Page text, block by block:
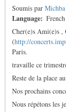
Soumis par Michba
Language
French
Cher(e)s Ami(e)s ,
(http://
Paris.
travaille ce
Reste de la place
Nos prochains
Nous répétons les